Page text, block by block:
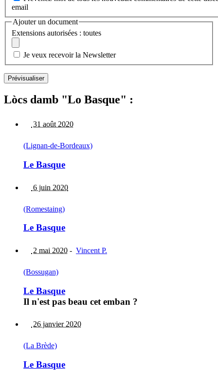
email
Ajouter un document
Extensions autorisées : toutes
Je veux recevoir la Newsletter
Lòcs damb "Lo Basque" :
31 août 2020
(Lignan-de-Bordeaux)
Le Basque
6 juin 2020
(Romestaing)
Le Basque
2 mai 2020 - Vincent P.
(Bossugan)
Le Basque
Il n'est pas beau cet emban ?
26 janvier 2020
(La Brède)
Le Basque